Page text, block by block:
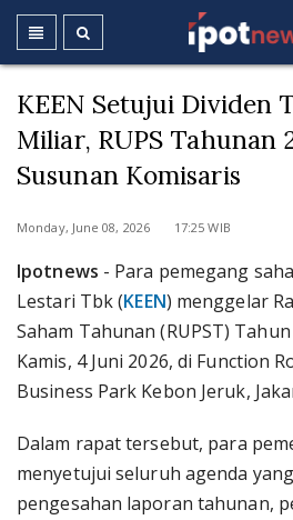
KEEN Setujui Dividen
Miliar, RUPS Tahunan
Susunan Komisaris
Monday, June 08, 2026 17:25 WIB
Ipotnews - Para pemegang
Lestari Tbk (KEEN) menggelar
Saham Tahunan (RUPST)
Kamis, 4 Juni 2026, di Function
Business Park Kebon Jeruk,
Dalam rapat tersebut, para
menyetujui seluruh agenda
pengesahan laporan tahunan,